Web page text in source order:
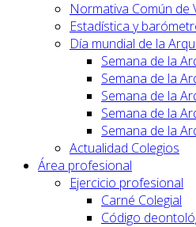
Normativa Común de
Estadística y
Día mundial de la
Semana de la
Semana de la
Semana de la
Semana de la
Semana de la
Actualidad Colegios
Área profesional
Ejercicio profesional
Carné Colegial
Código